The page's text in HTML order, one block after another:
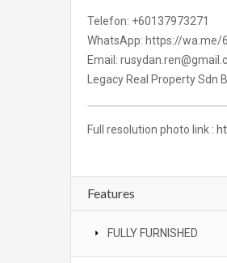
Telefon: +60137973271
WhatsApp: https://wa.me/
Email:
Legacy Real Property Sdn
Full resolution photo link :
Features
FULLY FURNISHED